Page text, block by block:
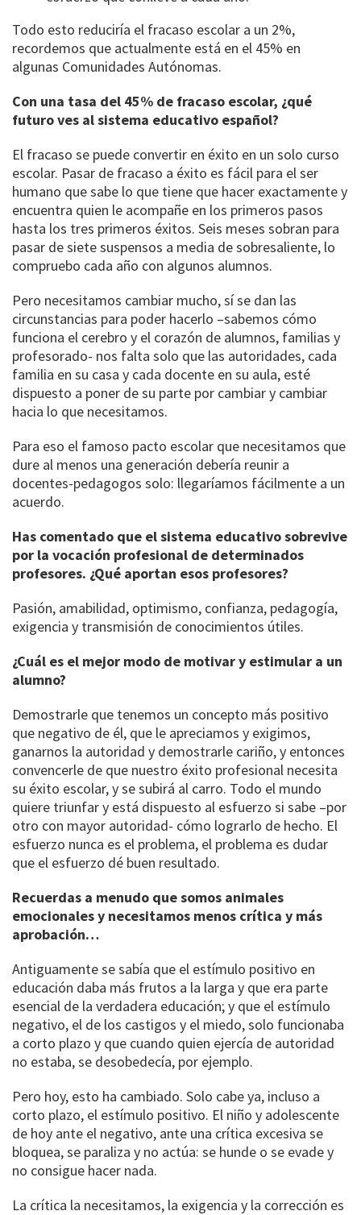
Todo esto reduciría el fracaso escolar a un 2%,
recordemos que actualmente está en el 45% en
algunas Comunidades Autónomas.
Con una tasa del 45% de fracaso escolar, ¿qué
futuro ves al sistema educativo español?
El fracaso se puede convertir en éxito en un solo curso
escolar. Pasar de fracaso a éxito es fácil para el ser
humano que sabe lo que tiene que hacer exactamente y
encuentra quien le acompañe en los primeros pasos
hasta los tres primeros éxitos. Seis meses sobran para
pasar de siete suspensos a media de sobresaliente, lo
compruebo cada año con algunos alumnos.
Pero necesitamos cambiar mucho, sí se dan las
circunstancias para poder hacerlo –sabemos cómo
funciona el cerebro y el corazón de alumnos, familias y
profesorado- nos falta solo que las autoridades, cada
familia en su casa y cada docente en su aula, esté
dispuesto a poner de su parte por cambiar y cambiar
hacia lo que necesitamos.
Para eso el famoso pacto escolar que necesitamos que
dure al menos una generación debería reunir a
docentes-pedagogos solo: llegaríamos fácilmente a un
acuerdo.
Has comentado que el sistema educativo sobrevive
por la vocación profesional de determinados
profesores. ¿Qué aportan esos profesores?
Pasión, amabilidad, optimismo, confianza, pedagogía,
exigencia y transmisión de conocimientos útiles.
¿Cuál es el mejor modo de motivar y estimular a un
alumno?
Demostrarle que tenemos un concepto más positivo
que negativo de él, que le apreciamos y exigimos,
ganarnos la autoridad y demostrarle cariño, y entonces
convencerle de que nuestro éxito profesional necesita
su éxito escolar, y se subirá al carro. Todo el mundo
quiere triunfar y está dispuesto al esfuerzo si sabe –por
otro con mayor autoridad- cómo lograrlo de hecho. El
esfuerzo nunca es el problema, el problema es dudar
que el esfuerzo dé buen resultado.
Recuerdas a menudo que somos animales
emocionales y necesitamos menos crítica y más
aprobación…
Antiguamente se sabía que el estímulo positivo en
educación daba más frutos a la larga y que era parte
esencial de la verdadera educación; y que el estímulo
negativo, el de los castigos y el miedo, solo funcionaba
a corto plazo y que cuando quien ejercía de autoridad
no estaba, se desobedecía, por ejemplo.
Pero hoy, esto ha cambiado. Solo cabe ya, incluso a
corto plazo, el estímulo positivo. El niño y adolescente
de hoy ante el negativo, ante una crítica excesiva se
bloquea, se paraliza y no actúa: se hunde o se evade y
no consigue hacer nada.
La crítica la necesitamos, la exigencia y la corrección es